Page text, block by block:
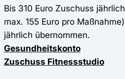
Bis 310 Euro Zuschuss
max. 155 Euro pro
jährlich übernommen.
Gesundheitskonto
Zuschuss Fitnessstudio